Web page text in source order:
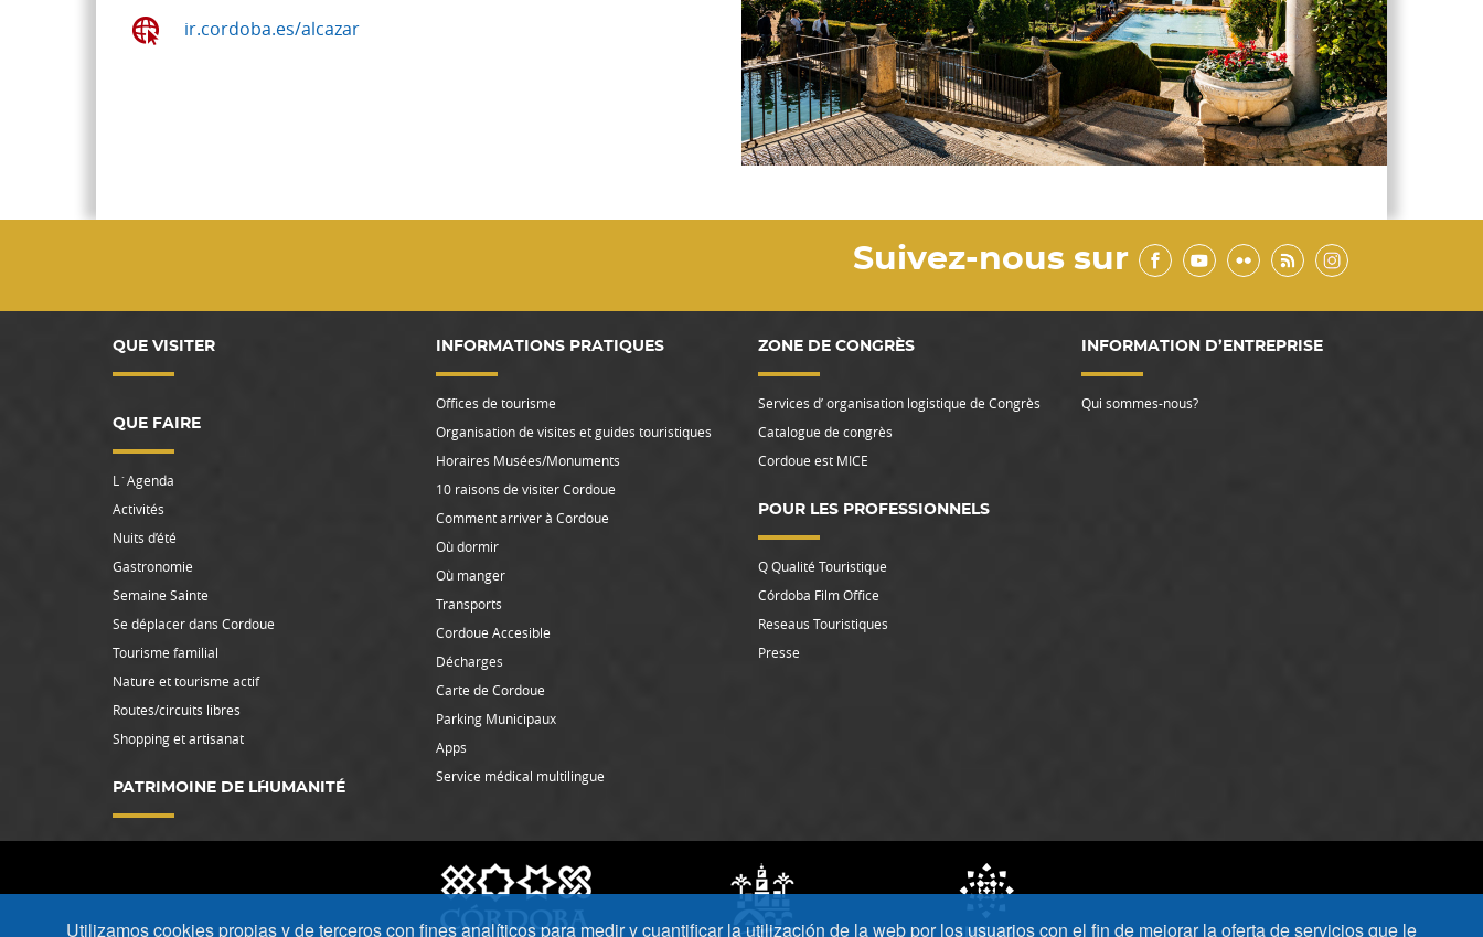
ir.cordoba.es/alcazar
Suivez-nous sur
QUE VISITER
QUE FAIRE
L`Agenda
Activités
Nuits d’été
Gastronomie
Semaine Sainte
Se déplacer dans Cordoue
Tourisme familial
Nature et tourisme actif
Routes/circuits libres
Shopping et artisanat
PATRIMOINE DE L´HUMANITÉ
INFORMATIONS PRATIQUES
Offices de tourisme
Organisation de visites et guides touristiques
Horaires Musées/Monuments
10 raisons de visiter Cordoue
Comment arriver à Cordoue
Où dormir
Où manger
Transports
Cordoue Accesible
Décharges
Carte de Cordoue
Parking Municipaux
Apps
Service médical multilingue
ZONE DE CONGRÈS
Services d’ organisation logistique de Congrès
Catalogue de congrès
Cordoue est MICE
POUR LES PROFESSIONNELS
Q Qualité Touristique
Córdoba Film Office
Reseaus Touristiques
Presse
INFORMATION D’ENTREPRISE
Qui sommes-nous?
Utilizamos cookies propias y de terceros con fines analíticos para medir y cuantificar la utilización de la web por los usuarios con el fin de mejorar la oferta de servicios que le